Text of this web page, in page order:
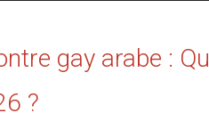
gay arabe :
?